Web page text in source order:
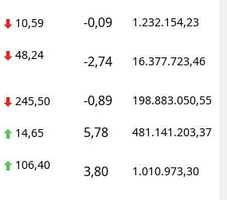
10,59 -0,09 1.232.154,23
48,24 -2,74 16.377.723,46
245,50 -0,89 198.883.050,55
14,65 5,78 481.141.203,37
106,40 3,80 1.010.973,30